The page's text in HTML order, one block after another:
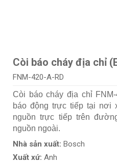
Còi báo cháy địa chỉ
FNM-420-A-RD
Còi báo cháy địa chỉ
báo động trực tiếp tại nơi
nguồn trực tiếp trên
nguồn ngoài.
Nhà sản xuất: Bosch
Xuất xứ: Anh